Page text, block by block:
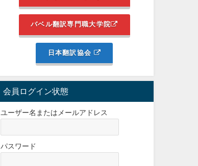
バベル翻訳専門職大学院
日本翻訳協会
会員ログイン状態
ユーザー名またはメールアドレス
パスワード